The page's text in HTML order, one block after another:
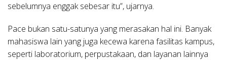
sebelumnya enggak sebesar itu”, ujarnya.
Pace bukan satu-satunya yang merasakan hal ini. Banyak
mahasiswa lain yang juga kecewa karena fasilitas kampus,
seperti laboratorium, perpustakaan, dan layanan lainnya